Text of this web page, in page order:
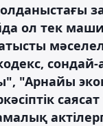
ол тек
сондай-
"Арнайы